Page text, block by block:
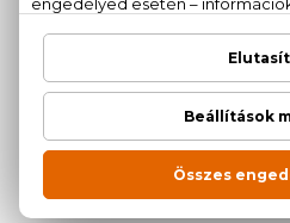
BIO
White Bear
Frissítő tusfürdő
250 ml
2.100 Ft